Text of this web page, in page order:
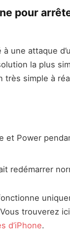
pour
une attaque
la plus
très simple à
et Power
redémarrer
trouverez
d’iPhone.